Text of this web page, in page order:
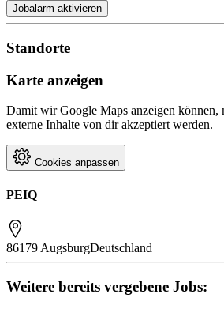
Jobalarm aktivieren
Standorte
Karte anzeigen
Damit wir Google Maps anzeigen können,
externe Inhalte von dir akzeptiert werden.
Cookies anpassen
PEIQ
86179 AugsburgDeutschland
Weitere bereits vergebene Jobs: